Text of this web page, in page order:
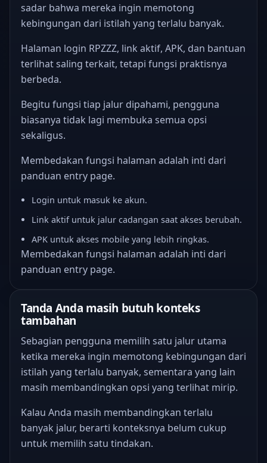
sadar bahwa mereka ingin memotong
kebingungan dari istilah yang terlalu banyak.
Halaman login RPZZZ, link aktif, APK, dan bantuan
terlihat saling terkait, tetapi fungsi praktisnya
berbeda.
Begitu fungsi tiap jalur dipahami, pengguna
biasanya tidak lagi membuka semua opsi
sekaligus.
Membedakan fungsi halaman adalah inti dari
panduan entry page.
Login untuk masuk ke akun.
Link aktif untuk jalur cadangan saat akses berubah.
APK untuk akses mobile yang lebih ringkas.
Membedakan fungsi halaman adalah inti dari
panduan entry page.
Tanda Anda masih butuh konteks
tambahan
Sebagian pengguna memilih satu jalur utama
ketika mereka ingin memotong kebingungan dari
istilah yang terlalu banyak, sementara yang lain
masih membandingkan opsi yang terlihat mirip.
Kalau Anda masih membandingkan terlalu
banyak jalur, berarti konteksnya belum cukup
untuk memilih satu tindakan.